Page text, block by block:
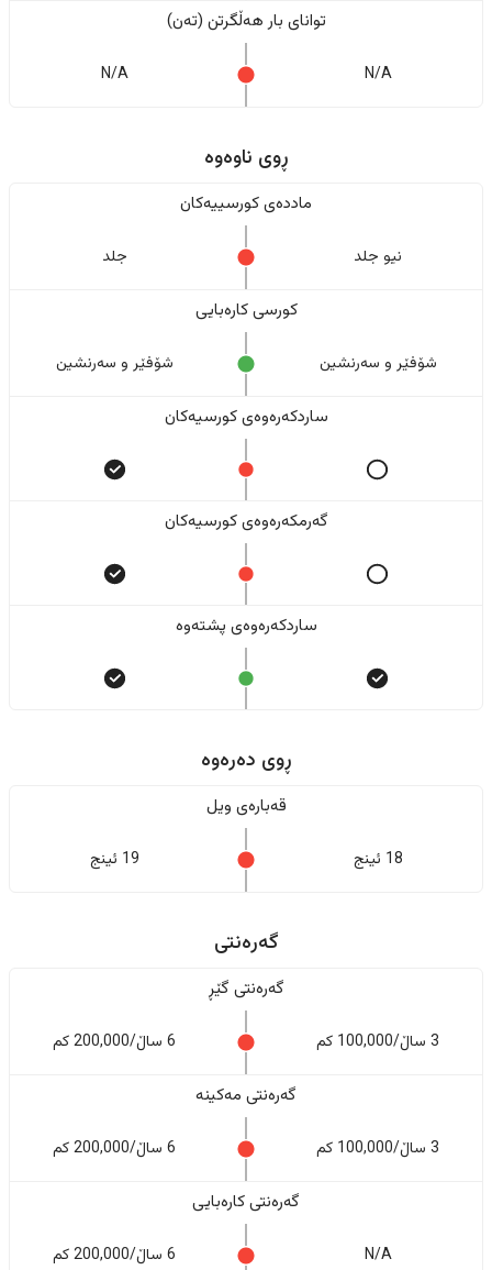
تواناى بار هەڵگرتن (تەن)
N/A
N/A
ڕوی ناوەوە
ماددەی کورسییەکان
نیو جلد جلد
کورسی کارەبایی
شۆفێر و سەرنشین شۆفێر و سەرنشین
ساردکەرەوەی کورسیەکان
گەرمکەرەوەی کورسیەکان
ساردکەرەوەی پشتەوە
ڕوی دەرەوە
قەبارەی ویل
18 ئینج 19 ئینج
گەرەنتی
گەرەنتی گێڕ
3 ساڵ/100,000 کم 6 ساڵ/200,000 کم
گەرەنتی مەکینە
3 ساڵ/100,000 کم 6 ساڵ/200,000 کم
گەرەنتی کارەبایی
N/A 6 ساڵ/200,000 کم